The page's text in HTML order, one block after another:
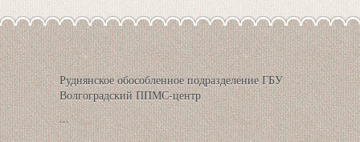
Руднянское обособленное подразделение ГБУ
Волгоградский ППМС-центр
...